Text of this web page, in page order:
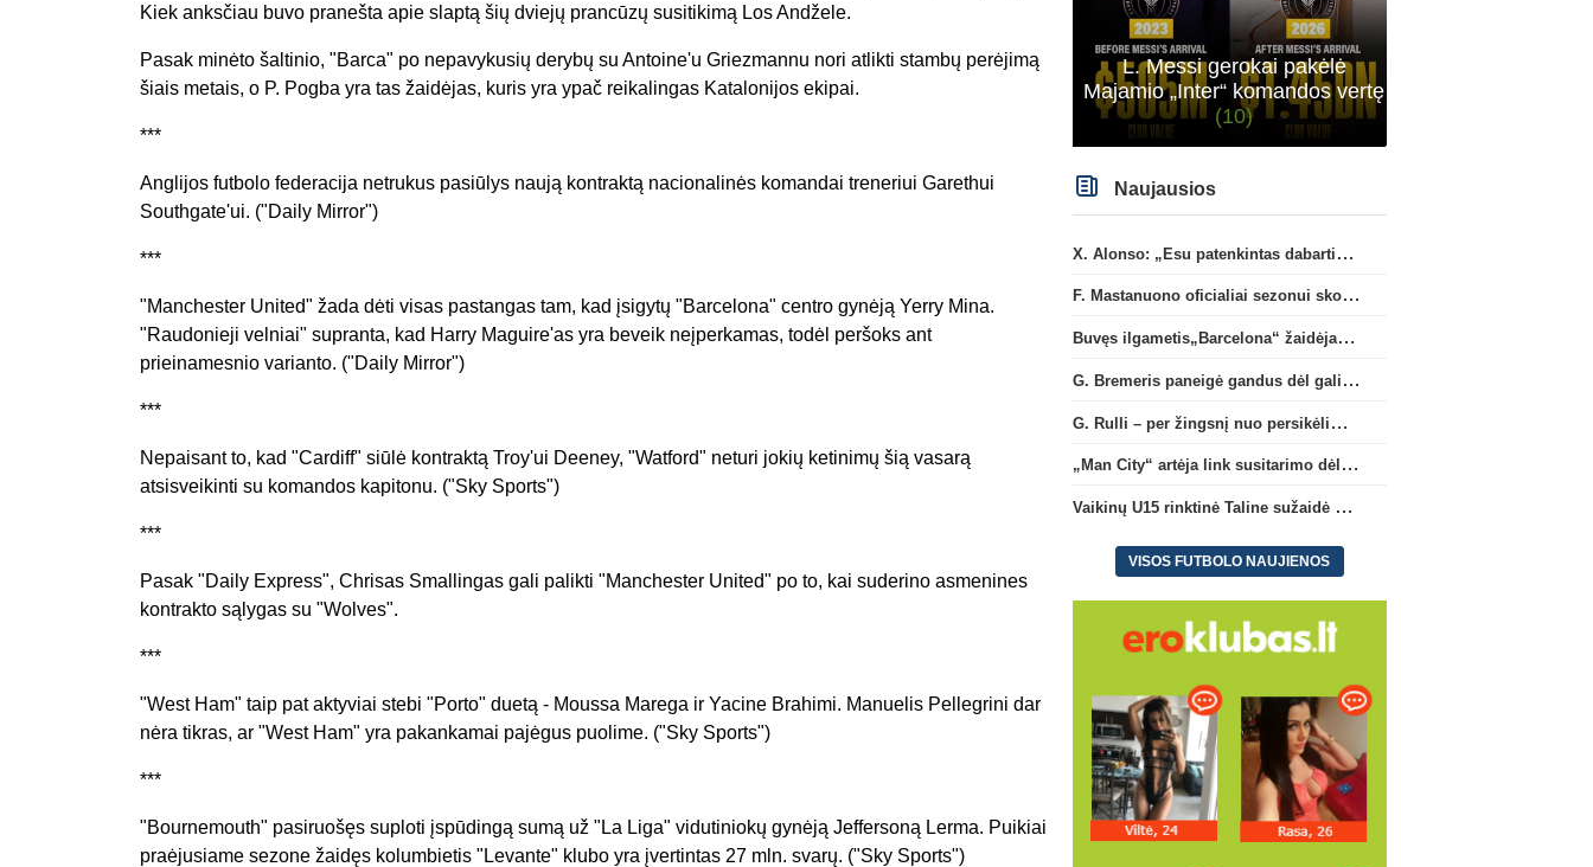
Kiek anksčiau buvo pranešta apie slaptą šių dviejų prancūzų susitikimą Los Andžele.
Pasak minėto šaltinio, "Barca" po nepavykusių derybų su Antoine'u Griezmannu nori atlikti stambų perėjimą
šiais metais, o P. Pogba yra tas žaidėjas, kuris yra ypač reikalingas Katalonijos ekipai.
***
Anglijos futbolo federacija netrukus pasiūlys naują kontraktą nacionalinės komandai treneriui Garethui
Southgate'ui. ("Daily Mirror")
***
"Manchester United" žada dėti visas pastangas tam, kad įsigytų "Barcelona" centro gynėją Yerry Mina.
"Raudonieji velniai" supranta, kad Harry Maguire'as yra beveik neįperkamas, todėl peršoks ant
prieinamesnio varianto. ("Daily Mirror")
***
Nepaisant to, kad "Cardiff" siūlė kontraktą Troy'ui Deeney, "Watford" neturi jokių ketinimų šią vasarą
atsisveikinti su komandos kapitonu. ("Sky Sports")
***
Pasak "Daily Express", Chrisas Smallingas gali palikti "Manchester United" po to, kai suderino asmenines
kontrakto sąlygas su "Wolves".
***
"West Ham" taip pat aktyviai stebi "Porto" duetą - Moussa Marega ir Yacine Brahimi. Manuelis Pellegrini dar
nėra tikras, ar "West Ham" yra pakankamai pajėgus puolime. ("Sky Sports")
***
"Bournemouth" pasiruošęs suploti įspūdingą sumą už "La Liga" vidutiniokų gynėją Jeffersoną Lerma. Puikiai
praėjusiame sezone žaidęs kolumbietis "Levante" klubo yra įvertintas 27 mln. svarų. ("Sky Sports")
L. Messi gerokai pakėlė
Majamio „Inter“ komandos vertę
(10)
Naujausios
X. Alonso: „Esu patenkintas dabartiniais „Chelsea“ ekipos vartininkais“
F. Mastanuono oficialiai sezonui skolinamas „Fiorentina“ ekipai
Buvęs ilgametis„Barcelona“ žaidėjas S. Roberto artėja link persikėlimo į MLS
G. Bremeris paneigė gandus dėl galimo išvykimo iš „Juventus“ klubo
G. Rulli – per žingsnį nuo persikėlimo į „Manchester City“ klubą
„Man City“ artėja link susitarimo dėl marokiečio A. Bouaddi persikėlimo
Vaikinų U15 rinktinė Taline sužaidė pirmąsias kontrolines rungtynes
VISOS FUTBOLO NAUJIENOS